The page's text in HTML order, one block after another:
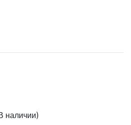
наличии)